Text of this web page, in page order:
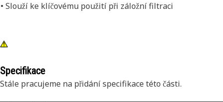
• Slouží ke klíčovému použití při záložní filtraci
Specifikace
Stále pracujeme na přidání specifikace této části.